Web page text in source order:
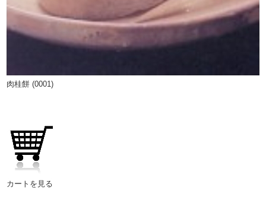
肉桂餅 (0001)
カートを見る